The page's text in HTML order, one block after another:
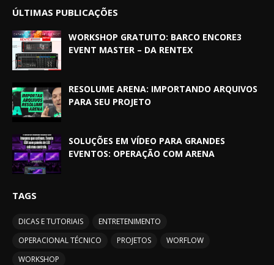
ÚLTIMAS PUBLICAÇÕES
WORKSHOP GRATUITO: BARCO ENCORE3
EVENT MASTER – DA RENTEX
RESOLUME ARENA: IMPORTANDO ARQUIVOS
PARA SEU PROJETO
SOLUÇÕES EM VÍDEO PARA GRANDES
EVENTOS: OPERAÇÃO COM ARENA
TAGS
DICAS E TUTORIAIS
ENTRETENIMENTO
OPERACIONAL TÉCNICO
PROJETOS
WORFLOW
WORKSHOP